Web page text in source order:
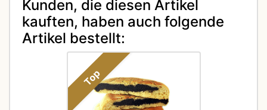
Kunden, die diesen Artikel
kauften, haben auch folgende
Artikel bestellt:
Top